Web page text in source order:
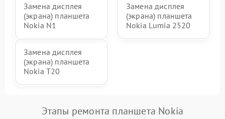
Замена дисплея
(экрана) планшета
Nokia N1
Замена дисплея
(экрана) планшета
Nokia Lumia 2520
Замена дисплея
(экрана) планшета
Nokia T20
Этапы ремонта планшета Nokia